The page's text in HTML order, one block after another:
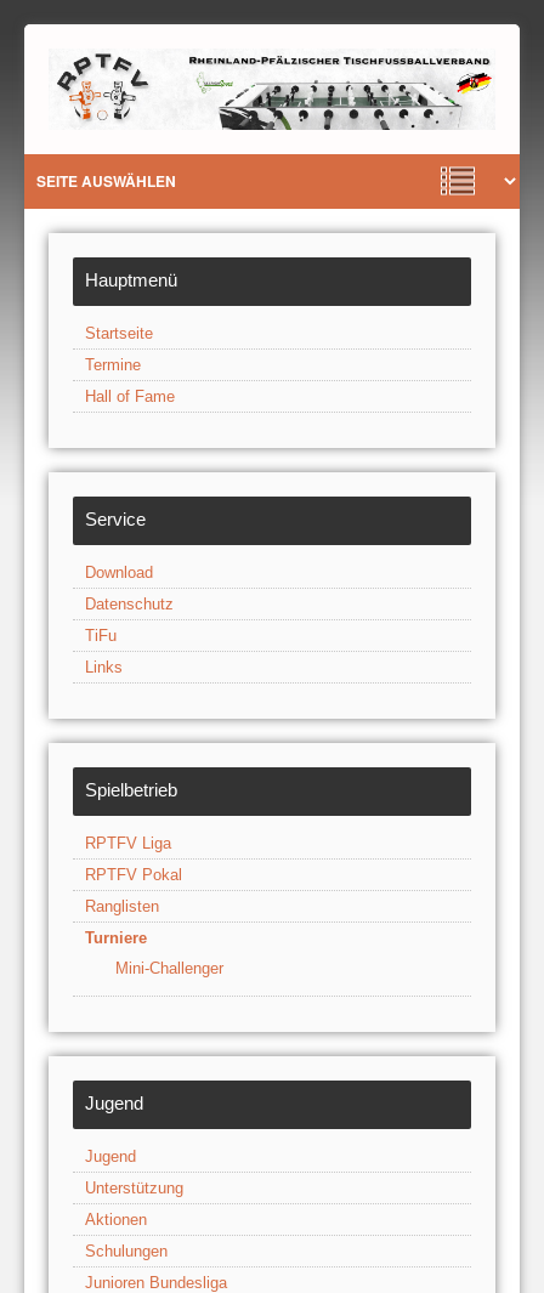
Hauptmenü
Startseite
Termine
Hall of Fame
Service
Download
Datenschutz
TiFu
Links
Spielbetrieb
RPTFV Liga
RPTFV Pokal
Ranglisten
Turniere
Mini-Challenger
Jugend
Jugend
Unterstützung
Aktionen
Schulungen
Junioren Bundesliga